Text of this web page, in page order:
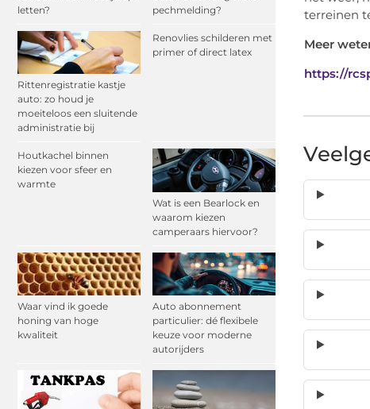
letten?
pechmelding?
Rittenregistratie kastje
auto: zo houd je
moeiteloos een sluitende
administratie bij
Renovlies schilderen met
primer of direct latex
Houtkachel binnen
kiezen voor sfeer en
warmte
Wat is een Bearlock en
waarom kiezen
camperaars hiervoor?
Waar vind ik goede
honing van hoge
kwaliteit
Auto abonnement
particulier: dé flexibele
keuze voor moderne
autorijders
terreinen
Meer
https://